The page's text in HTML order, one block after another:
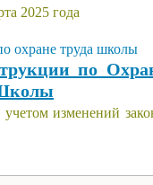
2025 года
по
изменений